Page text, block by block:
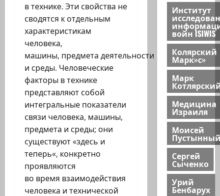
в технике. Эти свойства не
сводятся к отдельным
характеристикам
человека,
машины, предмета деятельности
и среды. Человеческие
факторы в технике
представляют собой
интегральные показатели
связи человека, машины,
предмета и среды; они
существуют «здесь и
теперь«, конкретно
проявляются
во время взаимодействия
человека и технической
Институт
войн ISIWIS
Колярский
Марк»с»
Марк
Медицина
Израиля
Моисей
Сергей
Сыченко
Урий
Бенбарух